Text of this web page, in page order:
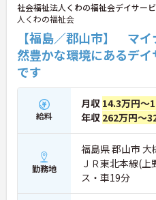
社会福祉法人くわの福祉会デイサー
人くわの福祉会
【福島／郡山市】 マ
然豊かな環境にあるデ
です
給料
月収 14.3万円～
年収 262万円～
勤務地
福島県 郡山市 大
ＪＲ東北本線(
ス・車19分